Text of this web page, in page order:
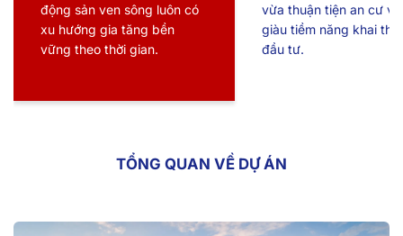
động sản ven sông luôn có
xu hướng gia tăng bền
vững theo thời gian.
vừa thuận tiện an cư
giàu tiềm năng khai
đầu tư.
TỔNG QUAN VỀ DỰ ÁN